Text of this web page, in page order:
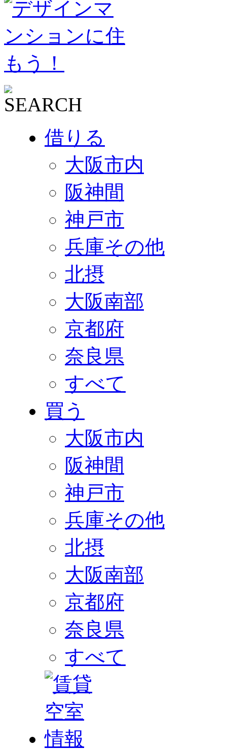
借りる
大阪市内
阪神間
神戸市
兵庫その他
北摂
大阪南部
京都府
奈良県
すべて
買う
大阪市内
阪神間
神戸市
兵庫その他
北摂
大阪南部
京都府
奈良県
すべて